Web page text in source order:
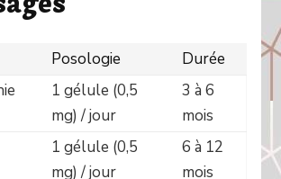
Posologie
Durée
1 gélule (0,5
mg) / jour
3 à 6
mois
1 gélule (0,5
mg) / jour
6 à 12
mois